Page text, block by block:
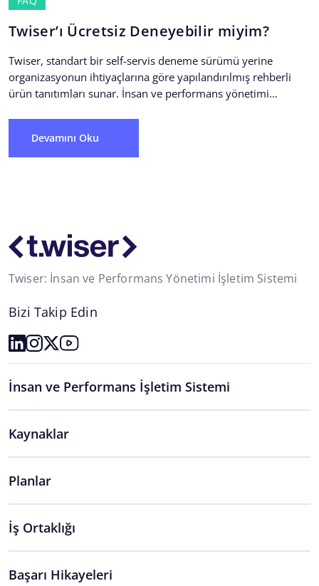
Twiser’ı Ücretsiz Deneyebilir miyim?
Twiser, standart bir self-servis deneme sürümü yerine
organizasyonun ihtiyaçlarına göre yapılandırılmış rehberli
ürün tanıtımları sunar. İnsan ve performans yönetimi
Devamını Oku
Twiser: İnsan ve Performans Yönetimi İşletim Sistemi
Bizi Takip Edin
İnsan ve Performans İşletim Sistemi
Kaynaklar
Planlar
İş Ortaklığı
Başarı Hikayeleri